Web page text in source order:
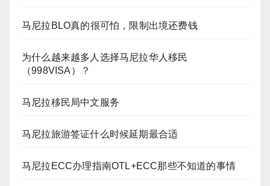
马尼拉BLO真的很可怕，限制出境还费钱
为什么越来越多人选择马尼拉华人移民
（998VISA）？
马尼拉移民局中文服务
马尼拉旅游签证什么时候延期最合适
马尼拉ECC办理指南OTL+ECC那些不知道的事情